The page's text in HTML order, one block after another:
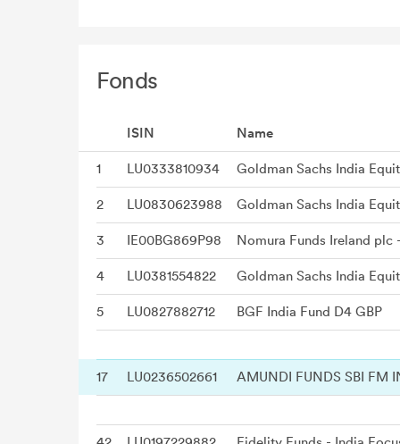
Fonds
ISIN Name
1 LU0333810934 Goldman Sachs India
2 LU0830623988 Goldman Sachs India
3 IE00BG869P98
4 LU0381554822 Goldman Sachs India
5 LU0827882712 BGF India Fund D4 GBP
17 LU0236502661 AMUNDI FUNDS SBI FM